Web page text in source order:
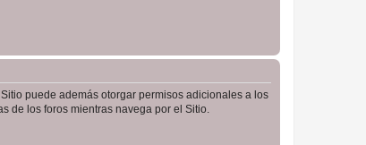
puede además otorgar permisos adicionales a los
de los foros mientras navega por el Sitio.